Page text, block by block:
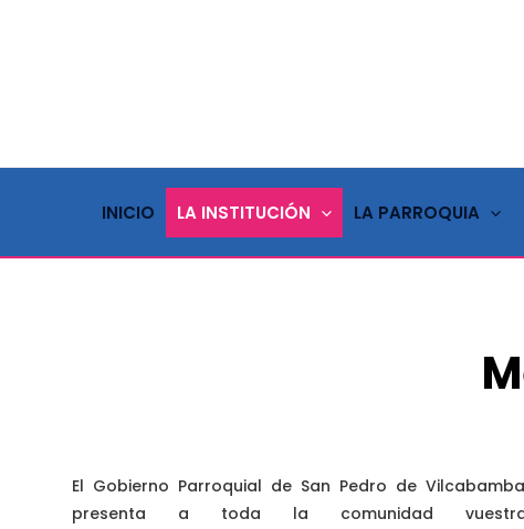
INICIO LA INSTITUCIÓN LA PARROQUIA
El Gobierno Parroquial de San Pedro de
presenta a toda la comunidad